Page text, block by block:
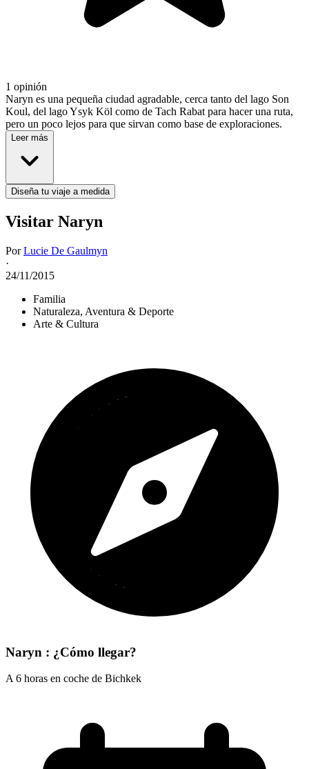
1 opinión
Naryn es una pequeña ciudad agradable, cerca tanto del lago Son
Koul, del lago Ysyk Köl como de Tach Rabat para hacer una ruta,
pero un poco lejos para que sirvan como base de exploraciones.
Leer más
Diseña tu viaje a medida
Visitar Naryn
PorLucie De Gaulmyn
·
24/11/2015
Familia
Naturaleza, Aventura & Deporte
Arte & Cultura
Naryn : ¿Cómo llegar?
A 6 horas en coche de Bichkek